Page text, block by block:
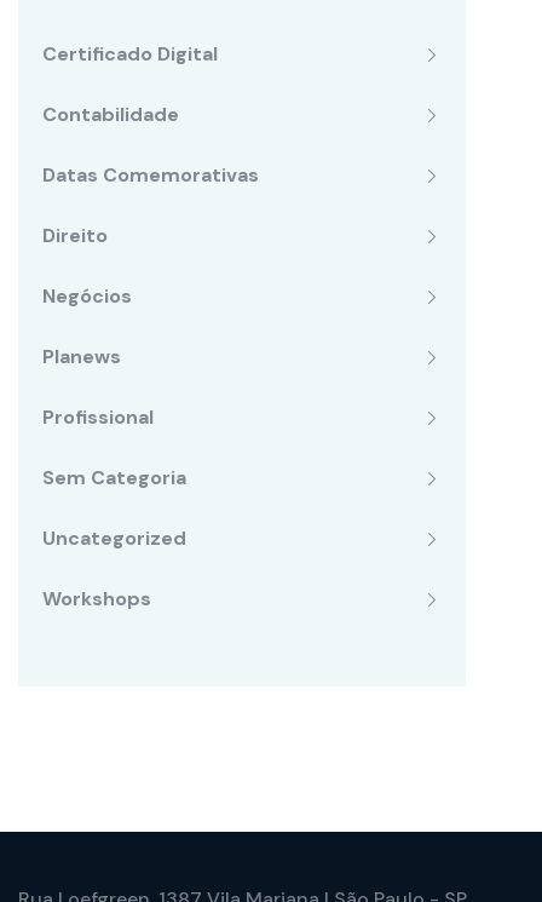
Certificado Digital
Contabilidade
Datas Comemorativas
Direito
Negócios
Planews
Profissional
Sem Categoria
Uncategorized
Workshops